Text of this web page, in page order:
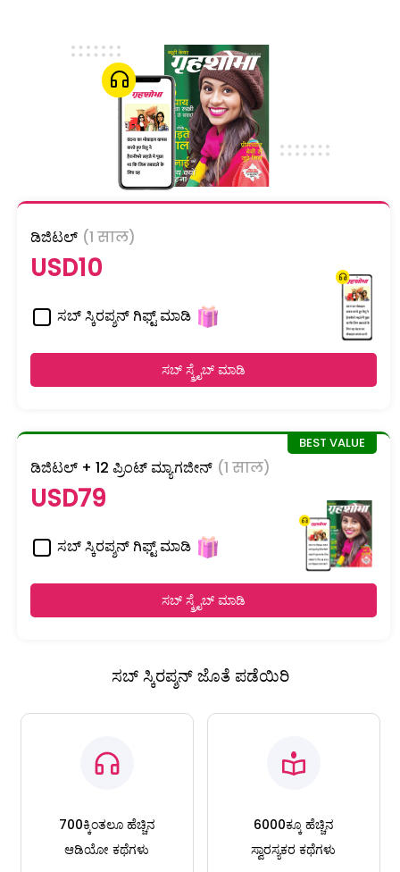
ಡಿಜಿಟಲ್ (1 साल)
USD10
ಸಬ್ ಸ್ಕಿರಪ್ಶನ್ ಗಿಫ್ಟ್ ಮಾಡಿ
ಸಬ್ ಸ್ಕ್ರೈಬ್ ಮಾಡಿ
ಡಿಜಿಟಲ್ + 12 ಪ್ರಿಂಟ್ ಮ್ಯಾಗಜೀನ್ (1 साल)
USD79
ಸಬ್ ಸ್ಕಿರಪ್ಶನ್ ಗಿಫ್ಟ್ ಮಾಡಿ
ಸಬ್ ಸ್ಕ್ರೈಬ್ ಮಾಡಿ
ಸಬ್ ಸ್ಕಿರಪ್ಶನ್ ಜೊತೆ ಪಡೆಯಿರಿ
700ಕ್ಕಿಂತಲೂ ಹೆಚ್ಚಿನ
ಆಡಿಯೋ ಕಥೆಗಳು
6000ಕ್ಕೂ ಹೆಚ್ಚಿನ
ಸ್ವಾರಸ್ಯಕರ ಕಥೆಗಳು